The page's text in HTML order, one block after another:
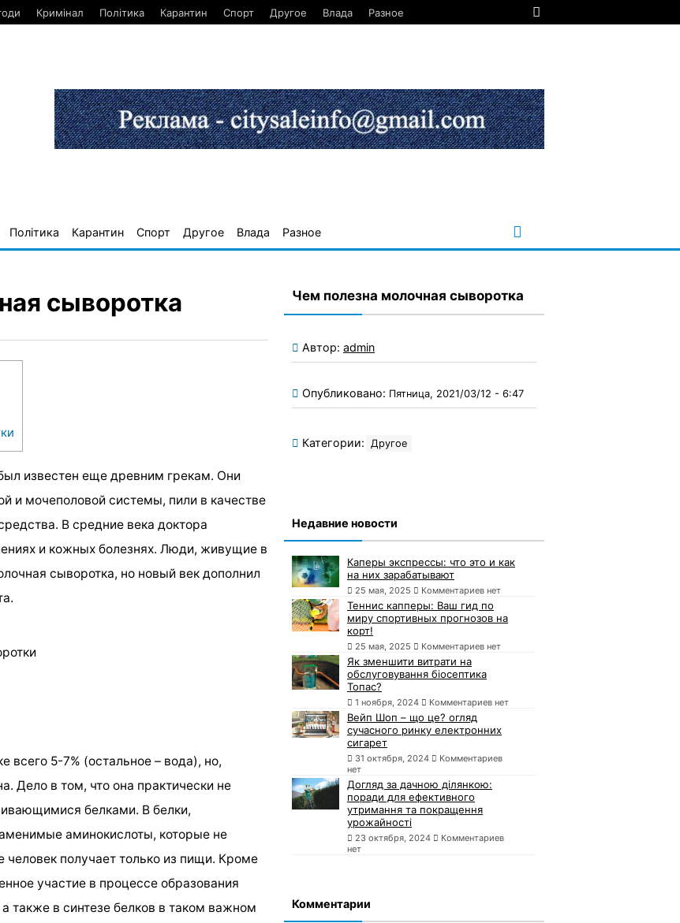
Кримінал Політика Карантин Спорт Другое Влада Разное
Політика Карантин Спорт Другое Влада Разное
сыворотка
известен еще древним грекам. Они
и мочеполовой системы, пили в качестве
В средние века доктора
и кожных болезнях. Люди, живущие в
сыворотка, но новый век дополнил
всего 5-7% (остальное – вода), но,
Дело в том, что она практически не
белками. В белки,
аминокислоты, которые не
получает только из пищи. Кроме
участие в процессе образования
также в синтезе белков в таком важном
Чем полезна молочная сыворотка
Автор: admin
Опубликовано: Пятница, 2021/03/12 - 6:47
Категории: Другое
Недавние новости
Каперы экспрессы: что это и как
на них зарабатывают
25 мая, 2025 Комментариев нет
Теннис капперы: Ваш гид по
миру спортивных прогнозов на
корт!
25 мая, 2025 Комментариев нет
Як зменшити витрати на
обслуговування біосептика
Топас?
1 ноября, 2024 Комментариев нет
Вейп Шоп – що це? огляд
сучасного ринку електронних
сигарет
31 октября, 2024
Комментариев
нет
Догляд за дачною ділянкою:
поради для ефективного
утримання та покращення
урожайності
23 октября, 2024
Комментариев
нет
Комментарии